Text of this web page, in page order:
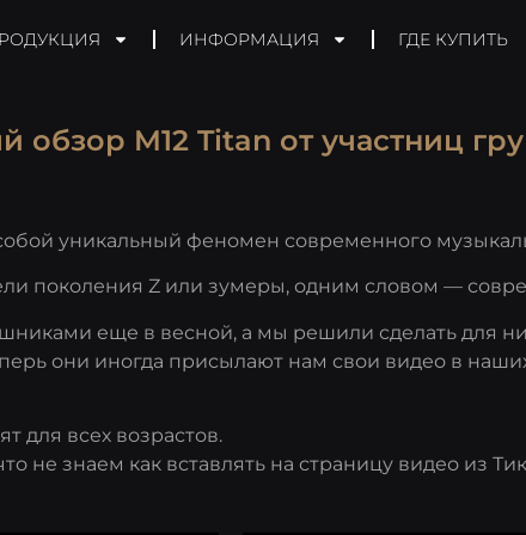
ИНФОРМАЦИЯ ГДЕ КУПИТЬ
обзор M12 Titan от участниц
уникальный феномен современного
поколения Z или зумеры, одним словом —
еще в весной, а мы решили сделать для
они иногда присылают нам свои видео в
для всех возрастов.
не знаем как вставлять на страницу видео из